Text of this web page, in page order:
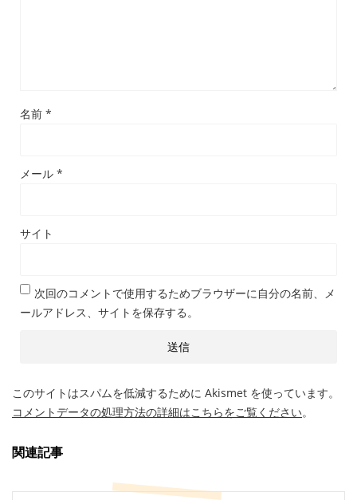
名前 *
メール *
サイト
次回のコメントで使用するためブラウザーに自分の名前、メ
ールアドレス、サイトを保存する。
このサイトはスパムを低減するために Akismet を使っています。
コメントデータの処理方法の詳細はこちらをご覧ください。
関連記事